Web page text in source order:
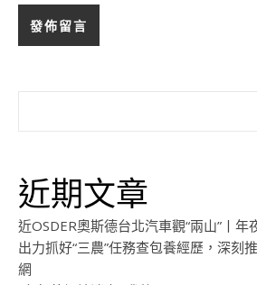
近期文章
近OSDER奧斯德台北汽車觀“兩山”丨年
出力抓好“三農”任務查包養經歷，深刻
網